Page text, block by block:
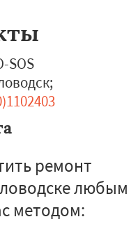
SOS
;
ремонт
любым
методом: